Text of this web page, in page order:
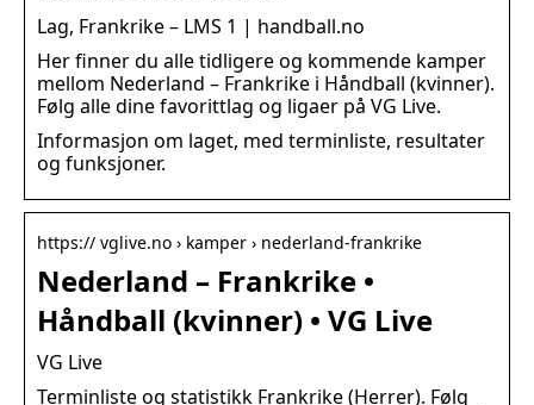
Lag, Frankrike – LMS 1 | handball.no
Her finner du alle tidligere og kommende kamper
mellom Nederland – Frankrike i Håndball (kvinner).
Følg alle dine favorittlag og ligaer på VG Live.
Informasjon om laget, med terminliste, resultater
og funksjoner.
https:// vglive.no › kamper › nederland-frankrike
Nederland – Frankrike •
Håndball (kvinner) • VG Live
VG Live
Terminliste og statistikk Frankrike (Herrer). Følg